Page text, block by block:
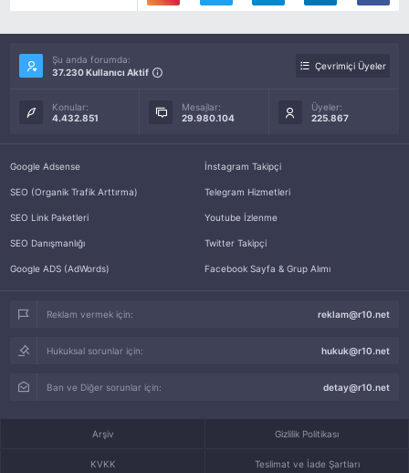
Şu anda forumda:
37.230 Kullanıcı Aktif
Çevrimiçi Üyeler
Konular:
4.432.851
Mesajlar:
29.980.104
Üyeler:
225.867
Google Adsense
SEO (Organik Trafik Arttırma)
SEO Link Paketleri
SEO Danışmanlığı
Google ADS (AdWords)
İnstagram Takipçi
Telegram Hizmetleri
Youtube İzlenme
Twitter Takipçi
Facebook Sayfa & Grup Alımı
Reklam vermek için: reklam@r10.net
Hukuksal sorunlar için: hukuk@r10.net
Ban ve Diğer sorunlar için: detay@r10.net
Arşiv Gizlilik Politikası
KVKK Teslimat ve İade Şartları